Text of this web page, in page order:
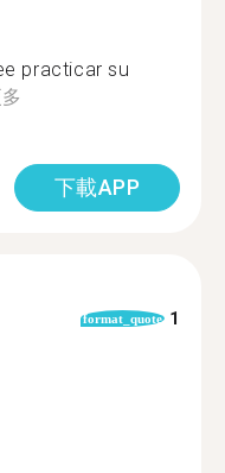
practicar su
下載APP
format_quote 1